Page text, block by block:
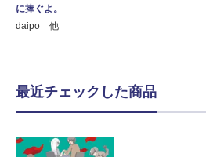
に捧ぐよ。
daipo 他
最近チェックした商品